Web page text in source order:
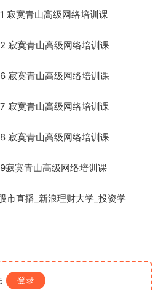
寞青山高级网络培训课
寞青山高级网络培训课
寞青山高级网络培训课
寞青山高级网络培训课
寞青山高级网络培训课
寞青山高级网络培训课
直播_新浪理财大学_投资学
登录